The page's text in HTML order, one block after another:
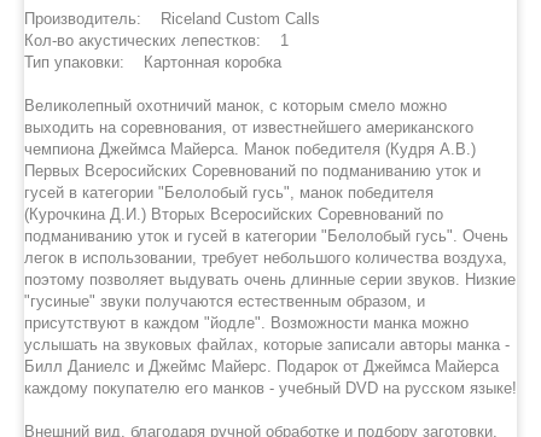
Производитель: Riceland Custom Calls
Кол-во акустических лепестков: 1
Тип упаковки: Картонная коробка
Великолепный охотничий манок, с которым смело можно
выходить на соревнования, от известнейшего американского
чемпиона Джеймса Майерса. Манок победителя (Кудря А.В.)
Первых Всеросийских Соревнований по подманиванию уток и
гусей в категории "Белолобый гусь", манок победителя
(Курочкина Д.И.) Вторых Всеросийских Соревнований по
подманиванию уток и гусей в категории "Белолобый гусь". Очень
легок в использовании, требует небольшого количества воздуха,
поэтому позволяет выдувать очень длинные серии звуков. Низкие
"гусиные" звуки получаются естественным образом, и
присутствуют в каждом "йодле". Возможности манка можно
услышать на звуковых файлах, которые записали авторы манка -
Билл Даниелс и Джеймс Майерс. Подарок от Джеймса Майерса
каждому покупателю его манков - учебный DVD на русском языке!
Внешний вид, благодаря ручной обработке и подбору заготовки,